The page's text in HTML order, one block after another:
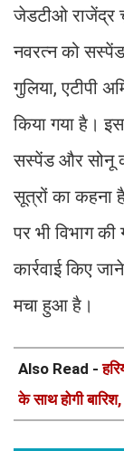
जेडटीओ राजेंद्र
नवरत्न को
गुलिया, एटीपी
किया गया है।
सस्पेंड और सोनू
सूत्रों का कहना
पर भी विभाग की
कार्रवाई किए
मचा हुआ है।
Also Read -
के साथ होगी